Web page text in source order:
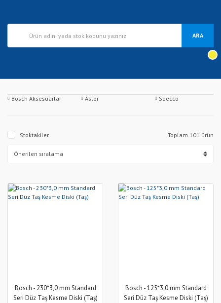
ARA
Bosch Aksesuarlar Astor Specco
Stoktakiler Toplam 101 ürün
Bosch - 230*3,0 mm Standard
Seri Düz Taş Kesme Diski (Taş)
Bosch - 125*3,0 mm Standard
Seri Düz Taş Kesme Diski (Taş)